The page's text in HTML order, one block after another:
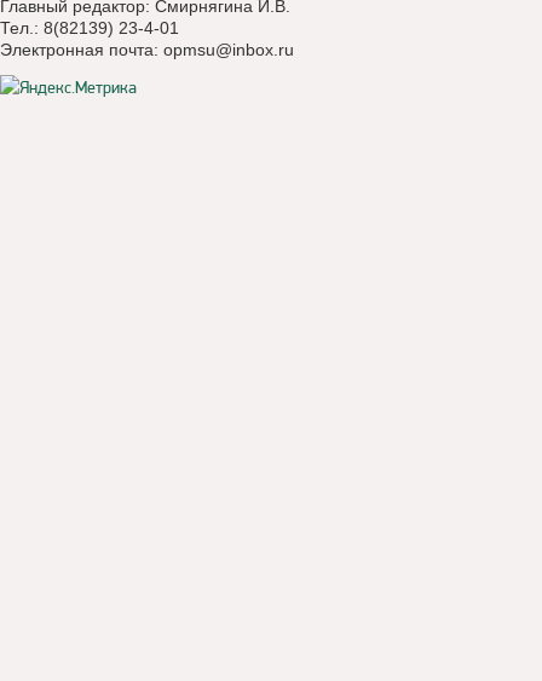
Главный редактор: Смирнягина И.В.
Тел.: 8(82139) 23-4-01
Электронная почта: opmsu@inbox.ru